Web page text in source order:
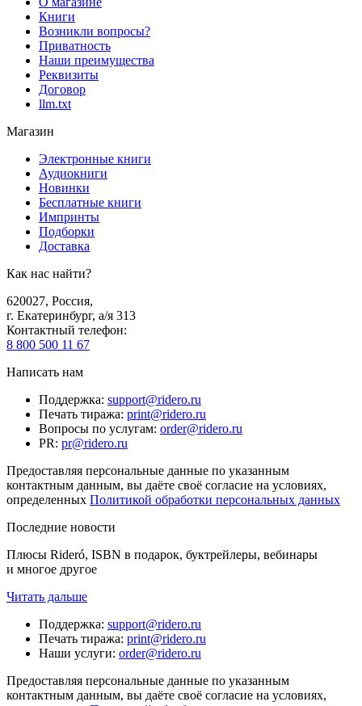
Книги
Возникли вопросы?
Приватность
Наши преимущества
Реквизиты
Договор
llm.txt
Магазин
Электронные книги
Аудиокниги
Новинки
Бесплатные книги
Импринты
Подборки
Доставка
Как нас найти?
620027, Россия,
г. Екатеринбург, а/я 313
Контактный телефон:
8 800 500 11 67
Написать нам
Поддержка: support@ridero.ru
Печать тиража: print@ridero.ru
Вопросы по услугам: order@ridero.ru
PR: pr@ridero.ru
Предоставляя персональные данные по указанным
контактным данным, вы даёте своё согласие на условиях,
определенных Политикой обработки персональных данных
Последние новости
Плюсы Rideró, ISBN в подарок, буктрейлеры, вебинары
и многое другое
Читать дальше
Поддержка: support@ridero.ru
Печать тиража: print@ridero.ru
Наши услуги: order@ridero.ru
Предоставляя персональные данные по указанным
контактным данным, вы даёте своё согласие на условиях,